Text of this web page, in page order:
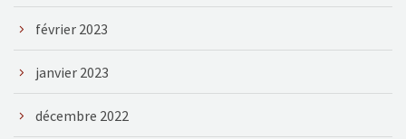
février 2023
janvier 2023
décembre 2022